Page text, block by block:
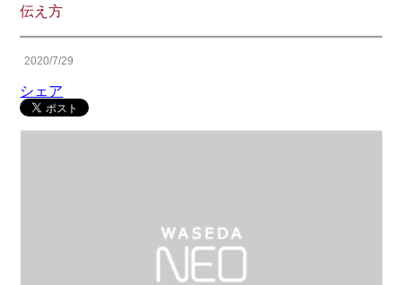
伝え方
2020/7/29
シェア